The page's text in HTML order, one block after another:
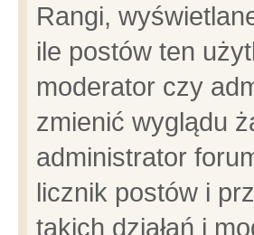
Rangi,
ile postów ten
moderator czy
zmienić wyglądu
administrator
licznik postów i
takich działań i